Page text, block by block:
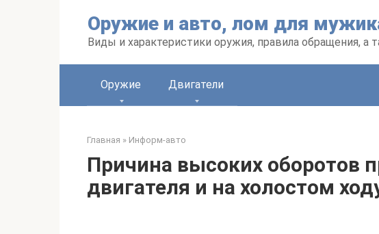
Оружие и авто, лом для
Виды и характеристики оружия, правила обращения, а
Оружие Двигатели
Главная » Информ-авто
Причина высоких оборотов
двигателя и на холостом